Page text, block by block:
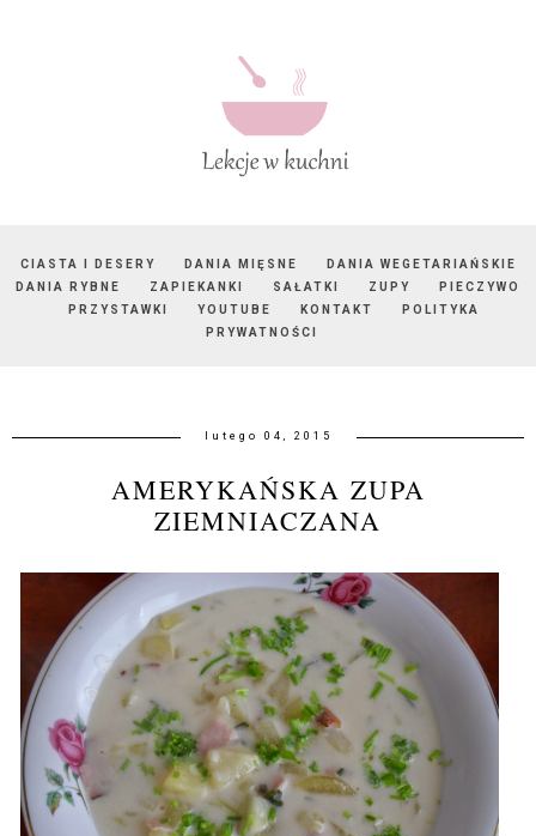
CIASTA I DESERY DANIA MIĘSNE
DANIA WEGETARIAŃSKIE
DANIA RYBNE
ZAPIEKANKI SAŁATKI ZUPY
PIECZYWO
PRZYSTAWKI
YOUTUBE KONTAKT
POLITYKA
PRYWATNOŚCI
lutego 04, 2015
AMERYKAŃSKA ZUPA
ZIEMNIACZANA